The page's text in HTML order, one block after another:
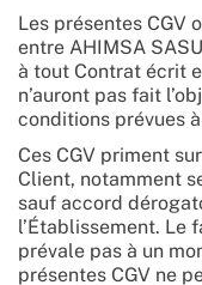
Les présentes CGV
entre AHIMSA
à tout Contrat écrit
n’auront pas fait
conditions prévues
Ces CGV priment
Client, notamment
sauf accord
l’Établissement. Le
prévale pas à un
présentes CGV ne